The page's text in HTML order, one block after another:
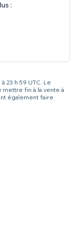
:
23 h 59 UTC. Le
fin à la vente à
également faire